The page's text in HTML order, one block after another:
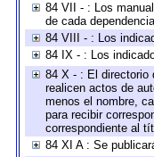
84 VII - : Los
de cada
84 VIII - : Los
84 IX - : Los
84 X - : El directorio
realicen actos de
menos el nombre,
para recibir
correspondiente al
84 XI A : Se